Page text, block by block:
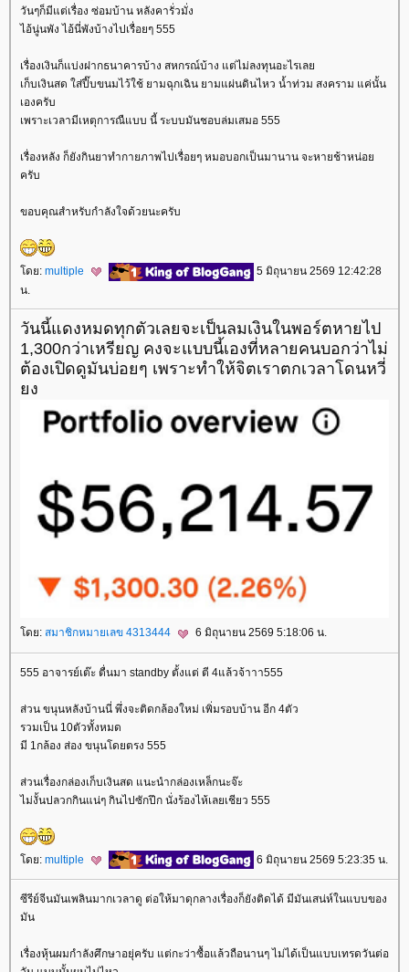
วันๆก็มีแต่เรื่อง ซ่อมบ้าน หลังคารั่วมั่ง
ไอ้นู่นพัง ไอ้นี่พังบ้างไปเรื่อยๆ 555
เรื่องเงินก็แบ่งฝากธนาคารบ้าง สหกรณ์บ้าง แต่ไม่ลงทุนอะไรเล
เก็บเงินสด ใส่ปี๊บขนมไว้ใช้ ยามฉุกเฉิน ยามแผ่นดินไหว น้ำท่วม สงคราม แค่นั้น
เองครับ
เพราะเวลามีเหตุการณืแบบ นี้ ระบบมันชอบล่มเสมอ 555
เรื่องหลัง ก็ยังกินยาทำกายภาพไปเรื่อยๆ หมอบอกเป็นมานาน จะหายช้าหน่อ
ครับ
ขอบคุณสำหรับกำลังใจด้วยนะครับ
ดย: multiple
5 มิถุนายน 2569 12:42:28
น.
วันนี้แดงหมดทุกตัวเลยจะเป็นลมเงินในพอร์ตหายไป
1,300กว่าเหรียญ คงจะแบบนี้เองที่หลายคนบอกว่าไม่
ต้องเปิดดูมันบ่อยๆ เพราะทำให้จิตเราตกเวลาโดนหวี่
ง
ดย: สมาชิกหมายเลข 4313444 6 มิถุนายน 2569 5:18:06 น.
555 อาจารย์เต๊ะ ตื่นมา standby ตั้งแต่ ตี 4แล้วจ้าาา555
ส่วน ขนุนหลังบ้านนี่ พึ่งจะติดกล้องใหม่ เพิ่มรอบบ้าน อีก 4ตัว
รวมเป็น 10ตัวทั้งหมด
มี 1กล้อง ส่อง ขนุนโดยตรง 555
ส่วนเรื่องกล่องเก็บเงินสด แนะนำกล่องเหล็กนะจ๊ะ
ไม่งั้นปลวกกินแน่ๆ กินไปซักปึก นั่งร้องไห้เลยเชียว 555
ดย: multiple 6 มิถุนายน 2569 5:23:35 น.
ซีรีย์จีนมันเพลินมากเวลาดู ต่อให้มาดุกลางเรื่องก็ยังติดได้ มีมันเสน่ห์ในแบบของ
มัน
เรื่องหุ้นผมกำลังศึกษาอยุ่ครับ แต่กะว่าซื้อแล้วถือนานๆ ไม่ได้เป็นแบบเทรดวันต่อ